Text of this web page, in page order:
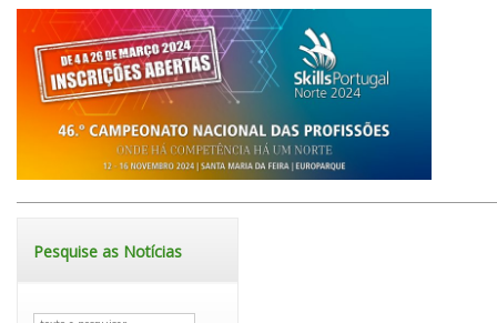
Pesquise as Notícias